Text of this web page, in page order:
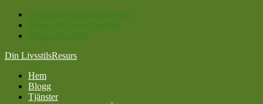
Hoppa till huvudnavigering
Hoppa till huvudinnehåll
Hoppa till sidfot
Din LivsstilsResurs
Hem
Blogg
Tjänster